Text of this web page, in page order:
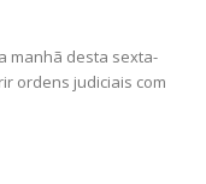
manhã desta sexta-
ordens judiciais com